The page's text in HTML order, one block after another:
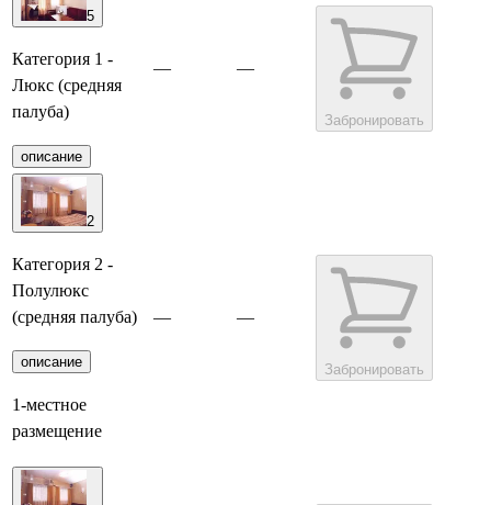
5
Категория 1 -
Люкс (средняя
палуба)
описание
— —
Забронировать
2
Категория 2 -
Полулюкс
(средняя палуба)
описание
1-местное
размещение
— —
Забронировать